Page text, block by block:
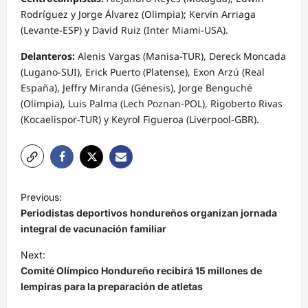
Rodríguez y Jorge Álvarez (Olimpia); Kervin Arriaga
(Levante-ESP) y David Ruiz (Inter Miami-USA).
Delanteros: Alenis Vargas (Manisa-TUR), Dereck Moncada
(Lugano-SUI), Erick Puerto (Platense), Exon Arzú (Real
España), Jeffry Miranda (Génesis), Jorge Benguché
(Olimpia), Luis Palma (Lech Poznan-POL), Rigoberto Rivas
(Kocaelispor-TUR) y Keyrol Figueroa (Liverpool-GBR).
N
a
v
e
g
a
Previous:
Periodistas deportivos hondureños organizan jornada
integral de vacunación familiar
Next:
Comité Olímpico Hondureño recibirá 15 millones de
lempiras para la preparación de atletas